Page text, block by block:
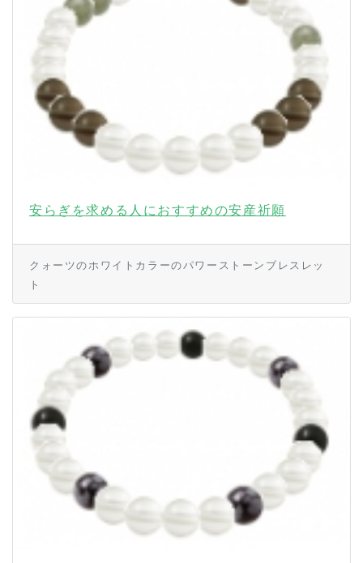
安らぎを求める人におすすめの安産祈願
クォーツのホワイトカラーのパワーストーンブレスレッ
ト